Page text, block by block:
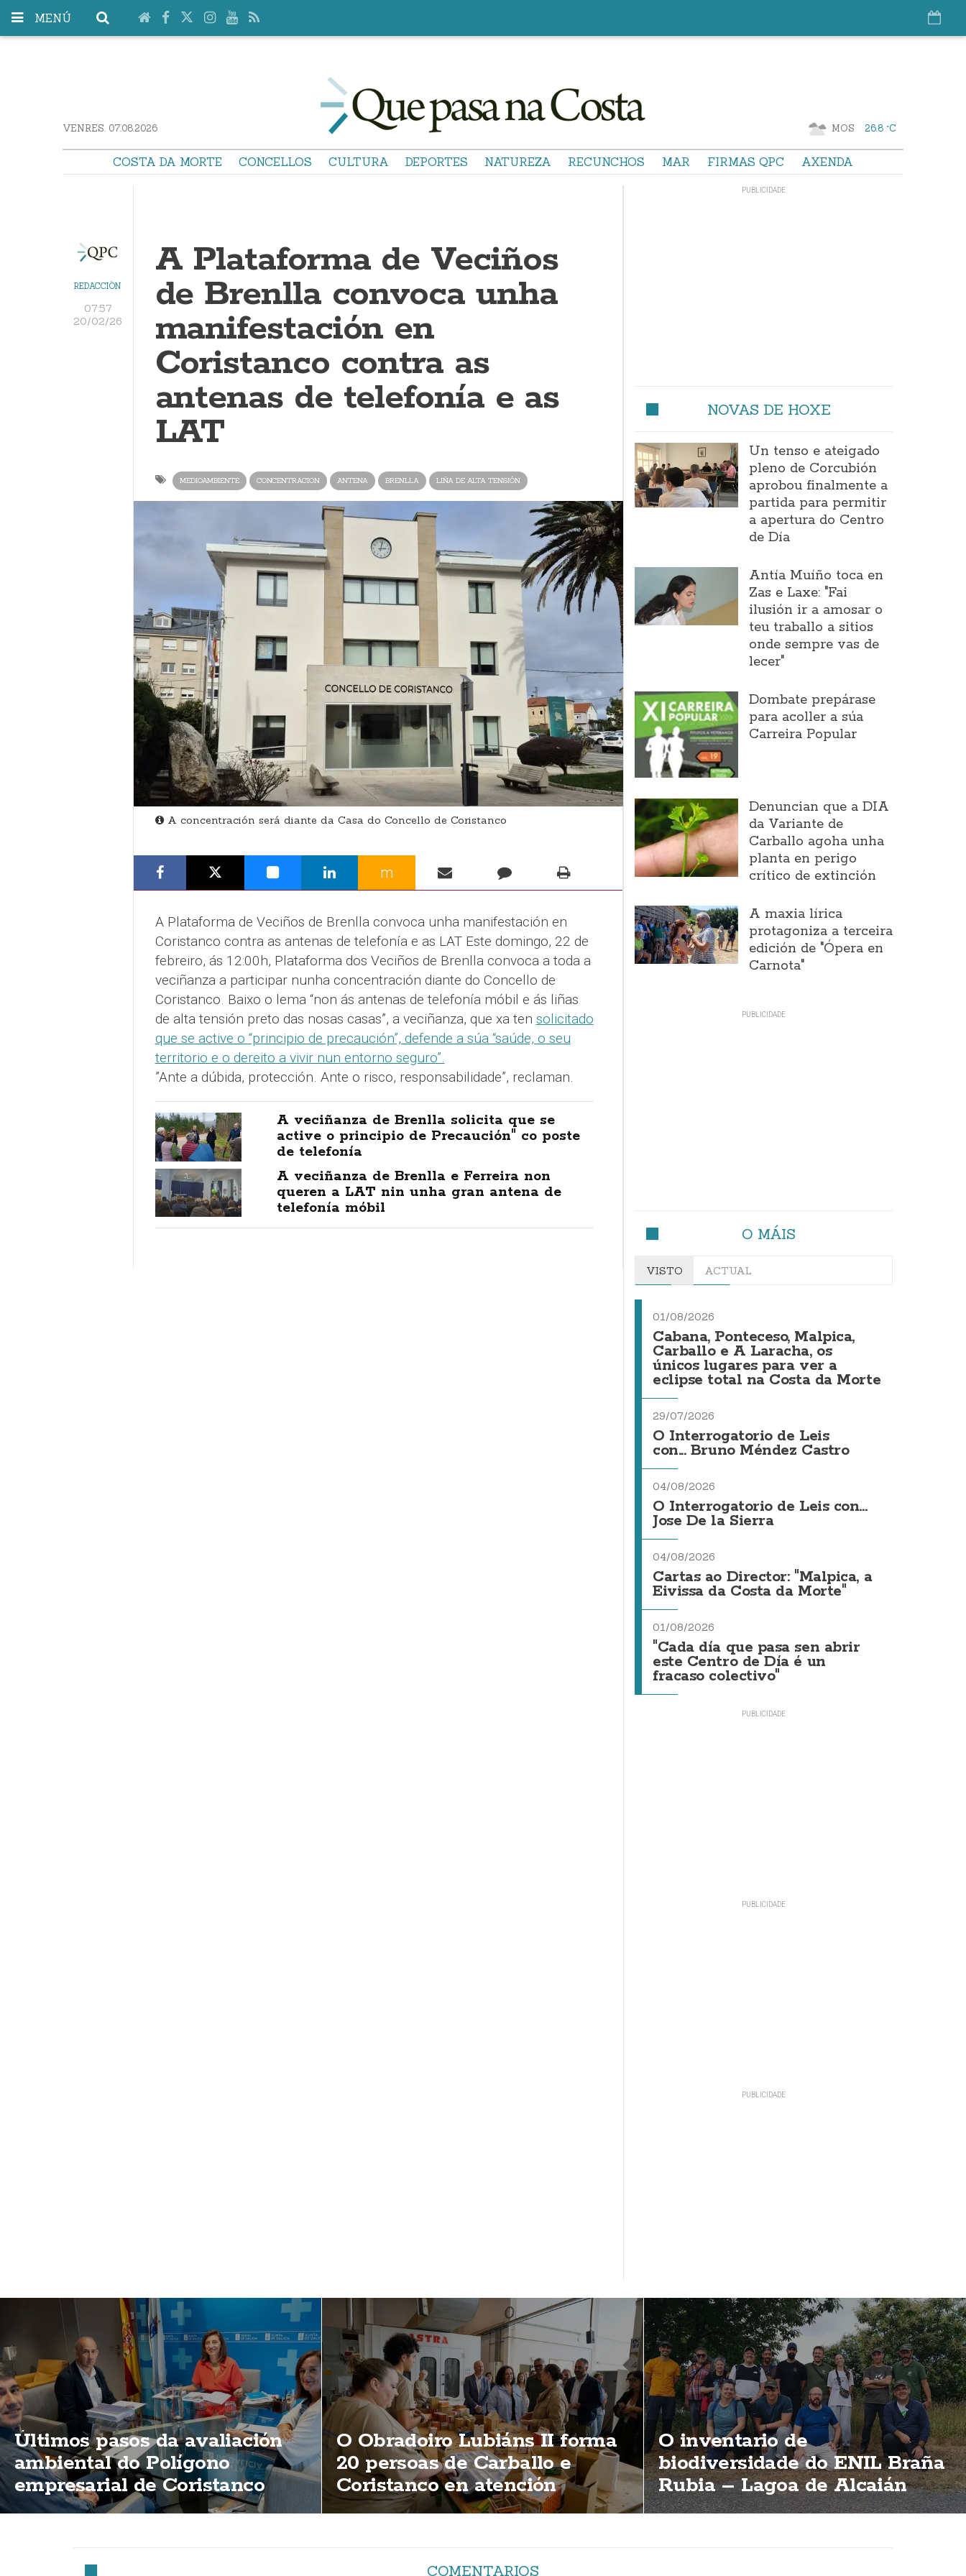
MENÚ
VENRES. 07.08.2026 MOS 26.8 °C
COSTA DA MORTE CONCELLOS CULTURA DEPORTES NATUREZA RECUNCHOS MAR FIRMAS QPC AXENDA
REDACCIÓN
07:57
20/02/26
A Plataforma de Veciños
de Brenlla convoca unha
manifestación en
Coristanco contra as
antenas de telefonía e as
LAT
MEDIOAMBIENTE CONCENTRACION ANTENA BRENLLA LIÑA DE ALTA TENSIÓN
A concentración será diante da Casa do Concello de Coristanco
m
A Plataforma de Veciños de Brenlla convoca unha manifestación en
Coristanco contra as antenas de telefonía e as LAT Este domingo, 22 de
febreiro, ás 12:00h, Plataforma dos Veciños de Brenlla convoca a toda a
veciñanza a participar nunha concentración diante do Concello de
Coristanco. Baixo o lema “non ás antenas de telefonía móbil e ás liñas
de alta tensión preto das nosas casas”, a veciñanza, que xa ten solicitado
que se active o “principio de precaución”, defende a súa “saúde, o seu
territorio e o dereito a vivir nun entorno seguro”.
”Ante a dúbida, protección. Ante o risco, responsabilidade”, reclaman.
A veciñanza de Brenlla solicita que se
active o principio de Precaución" co poste
de telefonía
A veciñanza de Brenlla e Ferreira non
queren a LAT nin unha gran antena de
telefonía móbil
NOVAS DE HOXE
Un tenso e ateigado
pleno de Corcubión
aprobou finalmente a
partida para permitir
a apertura do Centro
de Día
Antía Muíño toca en
Zas e Laxe: "Fai
ilusión ir a amosar o
teu traballo a sitios
onde sempre vas de
lecer"
Dombate prepárase
para acoller a súa
Carreira Popular
Denuncian que a DIA
da Variante de
Carballo agoha unha
planta en perigo
crítico de extinción
A maxia lírica
protagoniza a terceira
edición de "Ópera en
Carnota"
O MÁIS
VISTO ACTUAL
01/08/2026
Cabana, Ponteceso, Malpica,
Carballo e A Laracha, os
únicos lugares para ver a
eclipse total na Costa da Morte
29/07/2026
O Interrogatorio de Leis
con... Bruno Méndez Castro
04/08/2026
O Interrogatorio de Leis con...
Jose De la Sierra
04/08/2026
Cartas ao Director: "Malpica, a
Eivissa da Costa da Morte"
01/08/2026
"Cada día que pasa sen abrir
este Centro de Día é un
fracaso colectivo"
Últimos pasos da avaliación
ambiental do Polígono
empresarial de Coristanco
O Obradoiro Lubiáns II forma
20 persoas de Carballo e
Coristanco en atención
sociosanitaria e madeira
O inventario de
biodiversidade do ENIL Braña
Rubia – Lagoa de Alcaián
supera xa as 500 especies
COMENTARIOS